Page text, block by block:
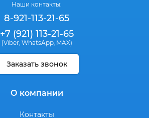
Наши контакты:
8-921-113-21-65
+7 (921) 113-21-65
(Viber, WhatsApp, MAX)
Заказать звонок
О компании
Контакты